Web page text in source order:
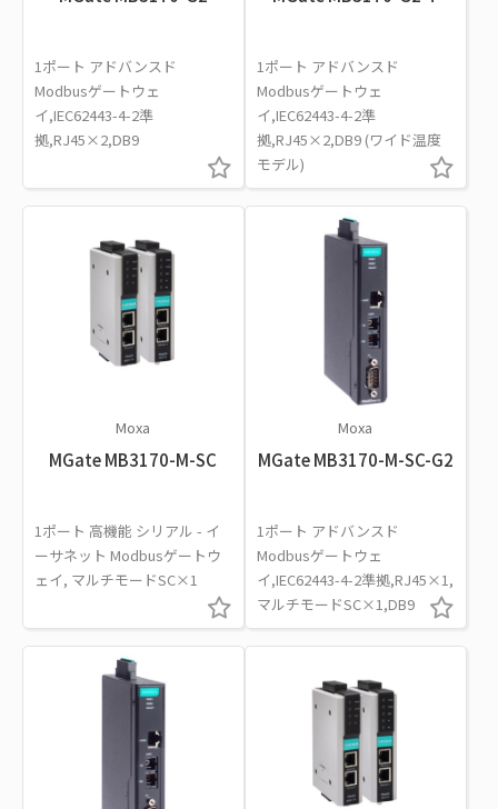
1ポート アドバンスド
Modbusゲートウェ
イ,IEC62443-4-2準
拠,RJ45×2,DB9
1ポート アドバンスド
Modbusゲートウェ
イ,IEC62443-4-2準
拠,RJ45×2,DB9 (ワイド温度
モデル)
Moxa
MGate MB3170-M-SC
1ポート 高機能 シリアル - イ
ーサネット Modbusゲートウ
ェイ, マルチモードSC×1
Moxa
MGate MB3170-M-SC-G2
1ポート アドバンスド
Modbusゲートウェ
イ,IEC62443-4-2準拠,RJ45×1,
マルチモードSC×1,DB9